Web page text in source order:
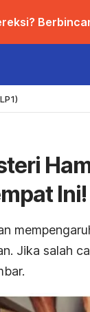
Ini!
Jika salah